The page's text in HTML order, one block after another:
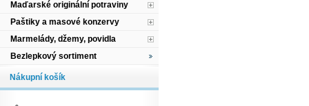
Maďarské originální potraviny
Paštiky a masové konzervy
Marmelády, džemy, povidla
Bezlepkový sortiment
Nákupní košík